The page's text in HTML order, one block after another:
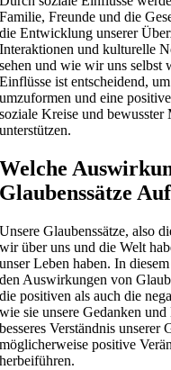
Familie, Freunde und die
die Entwicklung unserer
Interaktionen und kulturelle
sehen und wie wir uns selbst
Einflüsse ist entscheidend,
umzuformen und eine
soziale Kreise und bewusster
unterstützen.
Welche
Glaubenssätze
Unsere Glaubenssätze, also
wir über uns und die Welt
unser Leben haben. In
den Auswirkungen von
die positiven als auch die
wie sie unsere Gedanken
besseres Verständnis unserer
möglicherweise positive
herbeiführen.